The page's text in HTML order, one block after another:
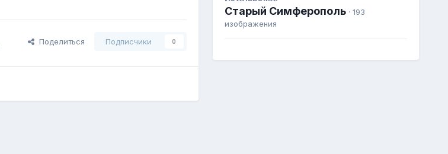
Поделиться Подписчики 0
Старый Симферополь · 193
изображения